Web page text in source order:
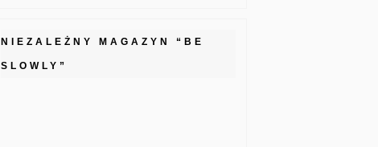
NIEZALEŻNY MAGAZYN “BE
SLOWLY”